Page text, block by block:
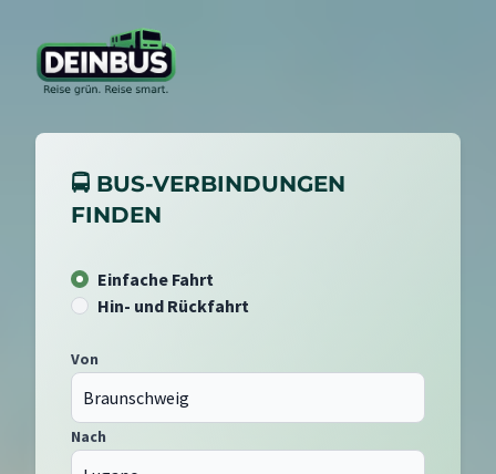
🚍 BUS-VERBINDUNGEN
FINDEN
Einfache Fahrt
Hin- und Rückfahrt
Von
Nach